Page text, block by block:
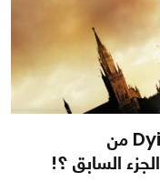
تحليل مبدأي لمقطع Dying Light 2 من